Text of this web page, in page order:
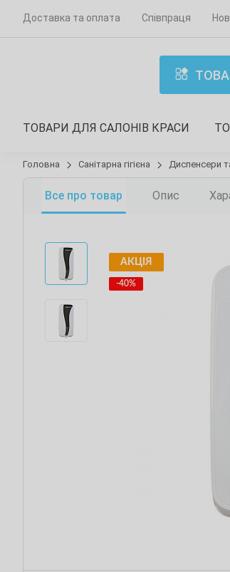
Доставка та оплата Співпраця
ТОВАРИ ДЛЯ САЛОНІВ КРАСИ
Головна Санітарна гігієна Диспенсери
Все про товар Опис
АКЦІЯ
-40%